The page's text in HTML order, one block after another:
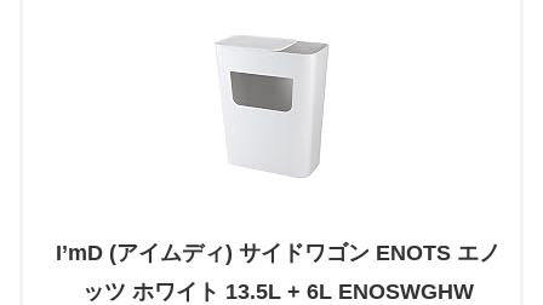
I’mD (アイムディ) サイドワゴン ENOTS エノ
ッツ ホワイト 13.5L + 6L ENOSWGHW